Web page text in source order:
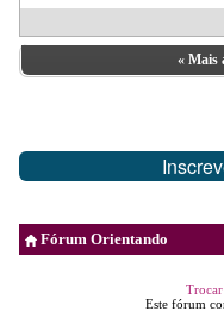
« Mais
Fórum Orientando
Trocar
Este fórum